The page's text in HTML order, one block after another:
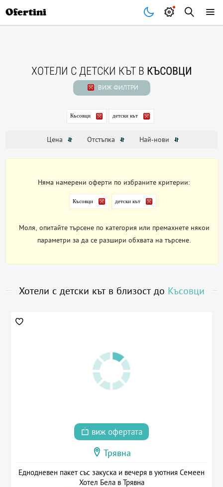
Ofertini
ХОТЕЛИ С ДЕТСКИ КЪТ В КЪСОВЦИ
ВИЖ ФИЛТРИ
Късовци детски кът
Цена Отстъпка Най-нови
Няма намерени оферти по избраните критерии:
Късовци детски кът
Моля, опитайте търсене по категория или премахнете някои
параметри за да се разшири обхвата на търсене.
Хотели с детски кът в близост до Късовци
виж офертата
Трявна
Еднодневен пакет със закуска и вечеря в уютния Семеен
Хотел Бела в Трявна